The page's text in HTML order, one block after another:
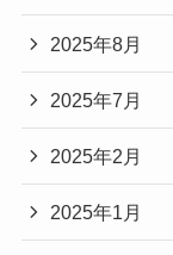
2025年8月
2025年7月
2025年2月
2025年1月